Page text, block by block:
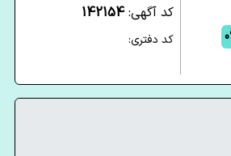
کد آگهی: 142154
کد دفتری: